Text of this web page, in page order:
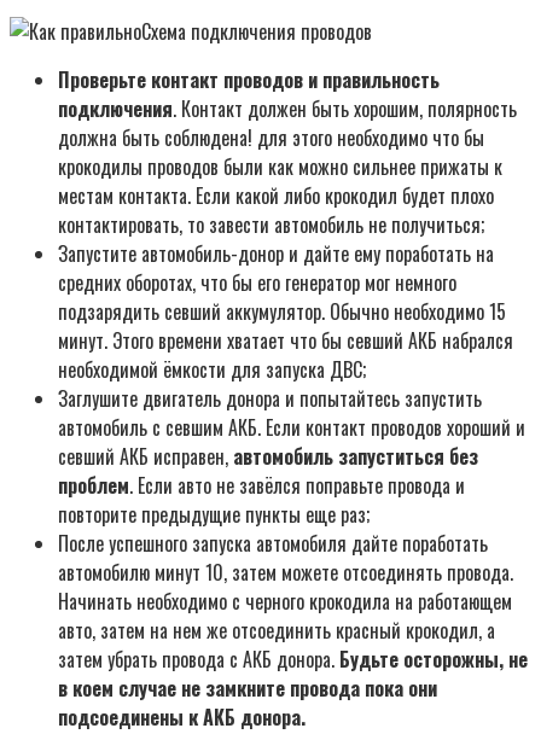
Схема подключения проводов
Проверьте контакт проводов и правильность
подключения. Контакт должен быть хорошим, полярность
должна быть соблюдена! для этого необходимо что бы
крокодилы проводов были как можно сильнее прижаты к
местам контакта. Если какой либо крокодил будет плохо
контактировать, то завести автомобиль не получиться;
Запустите автомобиль-донор и дайте ему поработать на
средних оборотах, что бы его генератор мог немного
подзарядить севший аккумулятор. Обычно необходимо 15
минут. Этого времени хватает что бы севший АКБ набрался
необходимой ёмкости для запуска ДВС;
Заглушите двигатель донора и попытайтесь запустить
автомобиль с севшим АКБ. Если контакт проводов хороший и
севший АКБ исправен, автомобиль запуститься без
проблем. Если авто не завёлся поправьте провода и
повторите предыдущие пункты еще раз;
После успешного запуска автомобиля дайте поработать
автомобилю минут 10, затем можете отсоединять провода.
Начинать необходимо с черного крокодила на работающем
авто, затем на нем же отсоединить красный крокодил, а
затем убрать провода с АКБ донора. Будьте осторожны, не
в коем случае не замкните провода пока они
подсоединены к АКБ донора.